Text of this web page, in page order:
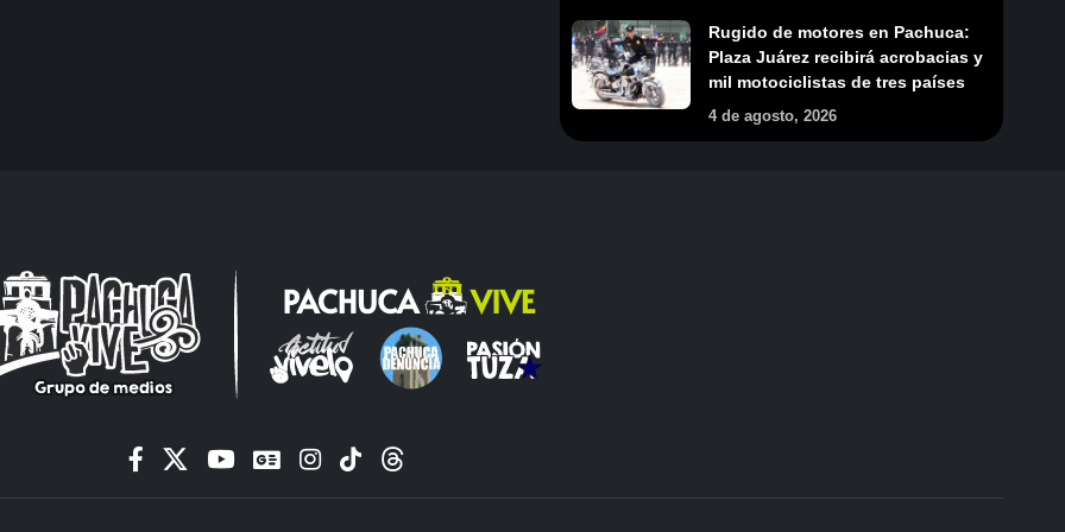
Rugido de motores en Pachuca:
Plaza Juárez recibirá acrobacias y
mil motociclistas de tres países
4 de agosto, 2026